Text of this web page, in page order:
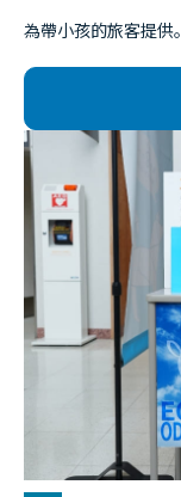
為帶小孩的旅客提供。